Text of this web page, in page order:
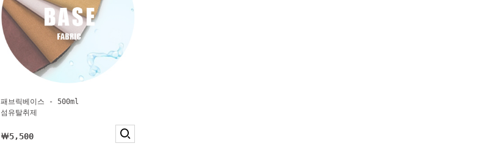
패브릭베이스 - 500ml
섬유탈취제
￦5,500